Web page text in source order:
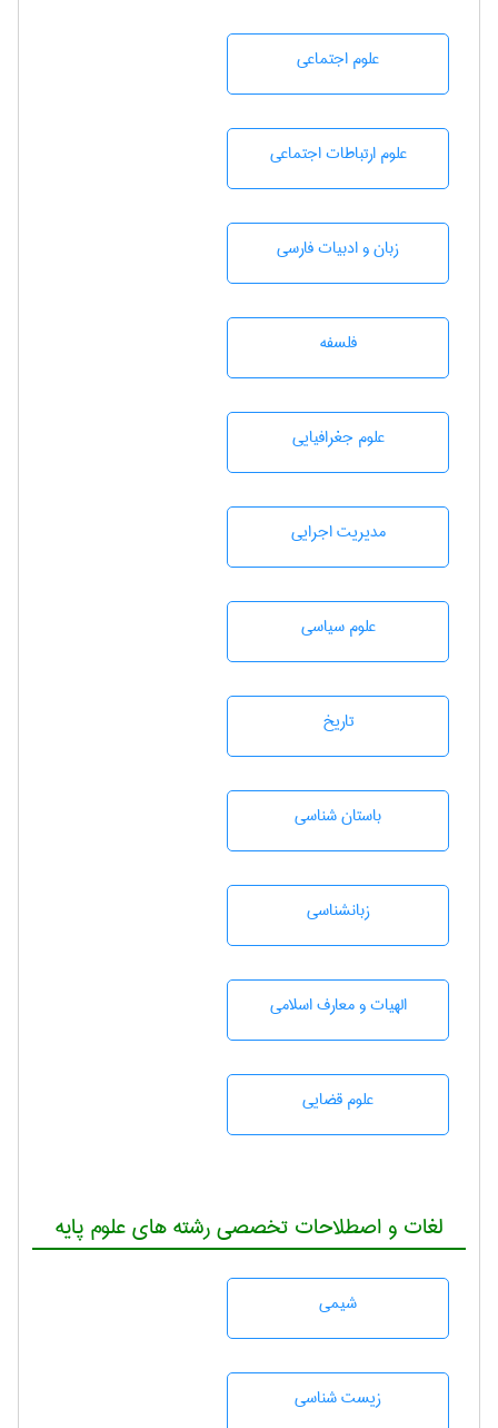
علوم اجتماعی
علوم ارتباطات اجتماعی
زبان و ادبيات فارسی
فلسفه
علوم جغرافيايی
مديريت اجرايی
علوم سياسی
تاريخ
باستان شناسی
زبانشناسی
الهیات و معارف اسلامی
علوم قضایی
لغات و اصطلاحات تخصصی رشته های علوم پایه
شيمی
زيست شناسی